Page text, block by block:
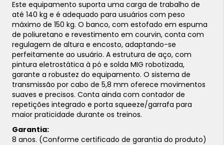
Este equipamento suporta uma carga de trabalho de
até 140 kg e é adequado para usuários com peso
máximo de 150 kg. O banco, com estofado em espuma
de poliuretano e revestimento em courvin, conta com
regulagem de altura e encosto, adaptando-se
perfeitamente ao usuário. A estrutura de aço, com
pintura eletrostática à pó e solda MIG robotizada,
garante a robustez do equipamento. O sistema de
transmissão por cabo de 5,8 mm oferece movimentos
suaves e precisos. Conta ainda com contador de
repetições integrado e porta squeeze/garrafa para
maior praticidade durante os treinos.
Garantia:
8 anos. (Conforme certificado de garantia do produto)